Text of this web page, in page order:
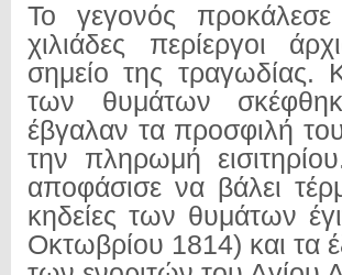
Το γεγονός
χιλιάδες περίεργοι
σημείο της τραγωδίας.
των θυμάτων
έβγαλαν τα προσφιλή
την πληρωμή
αποφάσισε να βάλει
κηδείες των θυμάτων
Οκτωβρίου 1814) και τα